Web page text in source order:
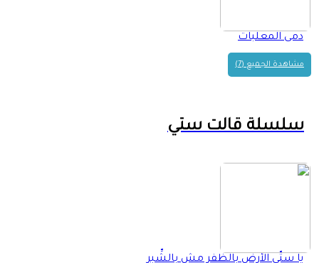
دمى المعلبات
مشاهدة الجميع (7)
سلسلة قالت ستي
يا ستّي الأرض بالظفر مش بالشِّبر